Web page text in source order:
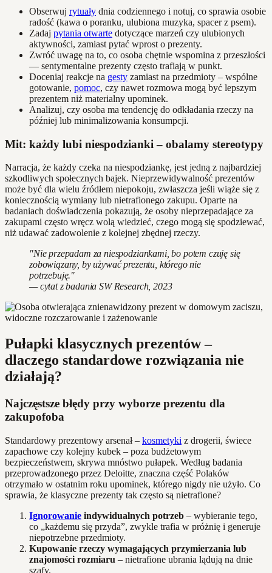
Obserwuj rytuały dnia codziennego i notuj, co sprawia osobie
radość (kawa o poranku, ulubiona muzyka, spacer z psem).
Zadaj pytania otwarte dotyczące marzeń czy ulubionych
aktywności, zamiast pytać wprost o prezenty.
Zwróć uwagę na to, co osoba chętnie wspomina z przeszłości
— sentymentalne prezenty często trafiają w punkt.
Doceniaj reakcje na gesty zamiast na przedmioty – wspólne
gotowanie, pomoc, czy nawet rozmowa mogą być lepszym
prezentem niż materialny upominek.
Analizuj, czy osoba ma tendencję do odkładania rzeczy na
później lub minimalizowania konsumpcji.
Mit: każdy lubi niespodzianki – obalamy stereotypy
Narracja, że każdy czeka na niespodziankę, jest jedną z najbardziej
szkodliwych społecznych bajek. Nieprzewidywalność prezentów
może być dla wielu źródłem niepokoju, zwłaszcza jeśli wiąże się z
koniecznością wymiany lub nietrafionego zakupu. Oparte na
badaniach doświadczenia pokazują, że osoby nieprzepadające za
zakupami często wręcz wolą wiedzieć, czego mogą się spodziewać,
niż udawać zadowolenie z kolejnej zbędnej rzeczy.
"Nie przepadam za niespodziankami, bo potem czuję się
zobowiązany, by używać prezentu, którego nie
potrzebuję."
— cytat z badania SW Research, 2023
Pułapki klasycznych prezentów –
dlaczego standardowe rozwiązania nie
działają?
Najczęstsze błędy przy wyborze prezentu dla
zakupofoba
Standardowy prezentowy arsenał – kosmetyki z drogerii, świece
zapachowe czy kolejny kubek – poza budżetowym
bezpieczeństwem, skrywa mnóstwo pułapek. Według badania
przeprowadzonego przez Deloitte, znaczna część Polaków
otrzymało w ostatnim roku upominek, którego nigdy nie użyło. Co
sprawia, że klasyczne prezenty tak często są nietrafione?
Ignorowanie indywidualnych potrzeb – wybieranie tego,
co „każdemu się przyda”, zwykle trafia w próżnię i generuje
niepotrzebne przedmioty.
Kupowanie rzeczy wymagających przymierzania lub
znajomości rozmiaru – nietrafione ubrania lądują na dnie
szafy.